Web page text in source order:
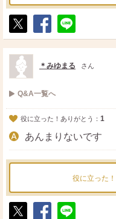
ポ
ス
ト
シ
ェ
送
る
＊みゆまる さん
Q&A一覧へ
役に立った！ありがとう： 1
あんまりないです
役に立った！